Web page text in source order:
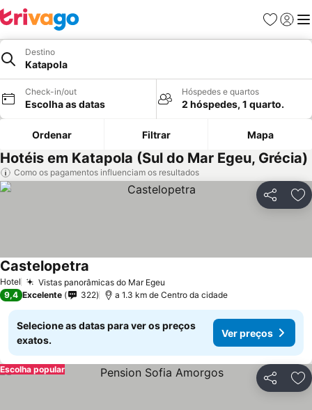
Favoritos
Iniciar
Destino
Katapola
Check-in/out
Escolha as datas
Hóspedes e quartos
2 hóspedes, 1 quarto.
Ordenar Filtrar Mapa
Hotéis em Katapola (Sul do Mar Egeu, Grécia)
Como os pagamentos influenciam os resultados
Partilhar
Hotel Vistas panorâmicas do Mar Egeu
Castelopetra
9,4 Excelente 322 a 1.3 km de Centro da cidade
Selecione as datas para ver os preços
exatos.
Ver preços
Partilhar
Escolha popular